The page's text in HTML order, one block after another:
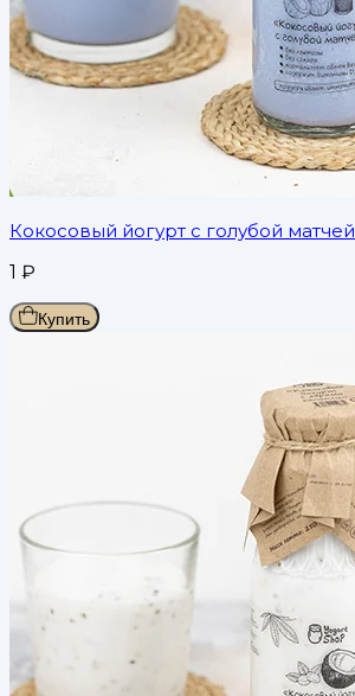
Кокосовый йогурт с голубой матчей
1 ₽
Купить